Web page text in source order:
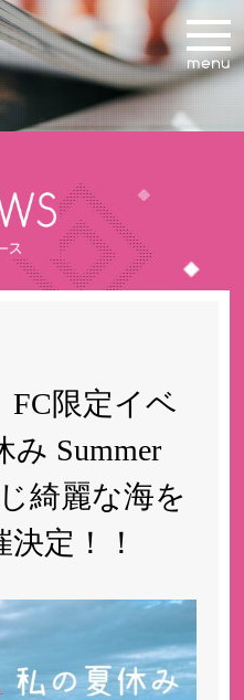
FC限定イベ
み Summer
綺麗な海を
定！！